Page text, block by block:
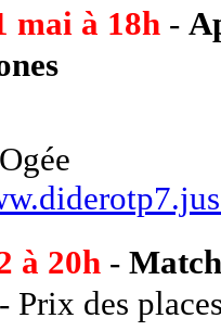
mai à 18h -
à 20h -
des